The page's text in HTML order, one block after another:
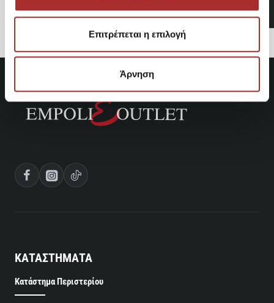
Επιτρέπεται η επιλογή
Άρνηση
ΚΑΤΑΣΤΗΜΑΤΑ
Κατάστημα Περιστερίου